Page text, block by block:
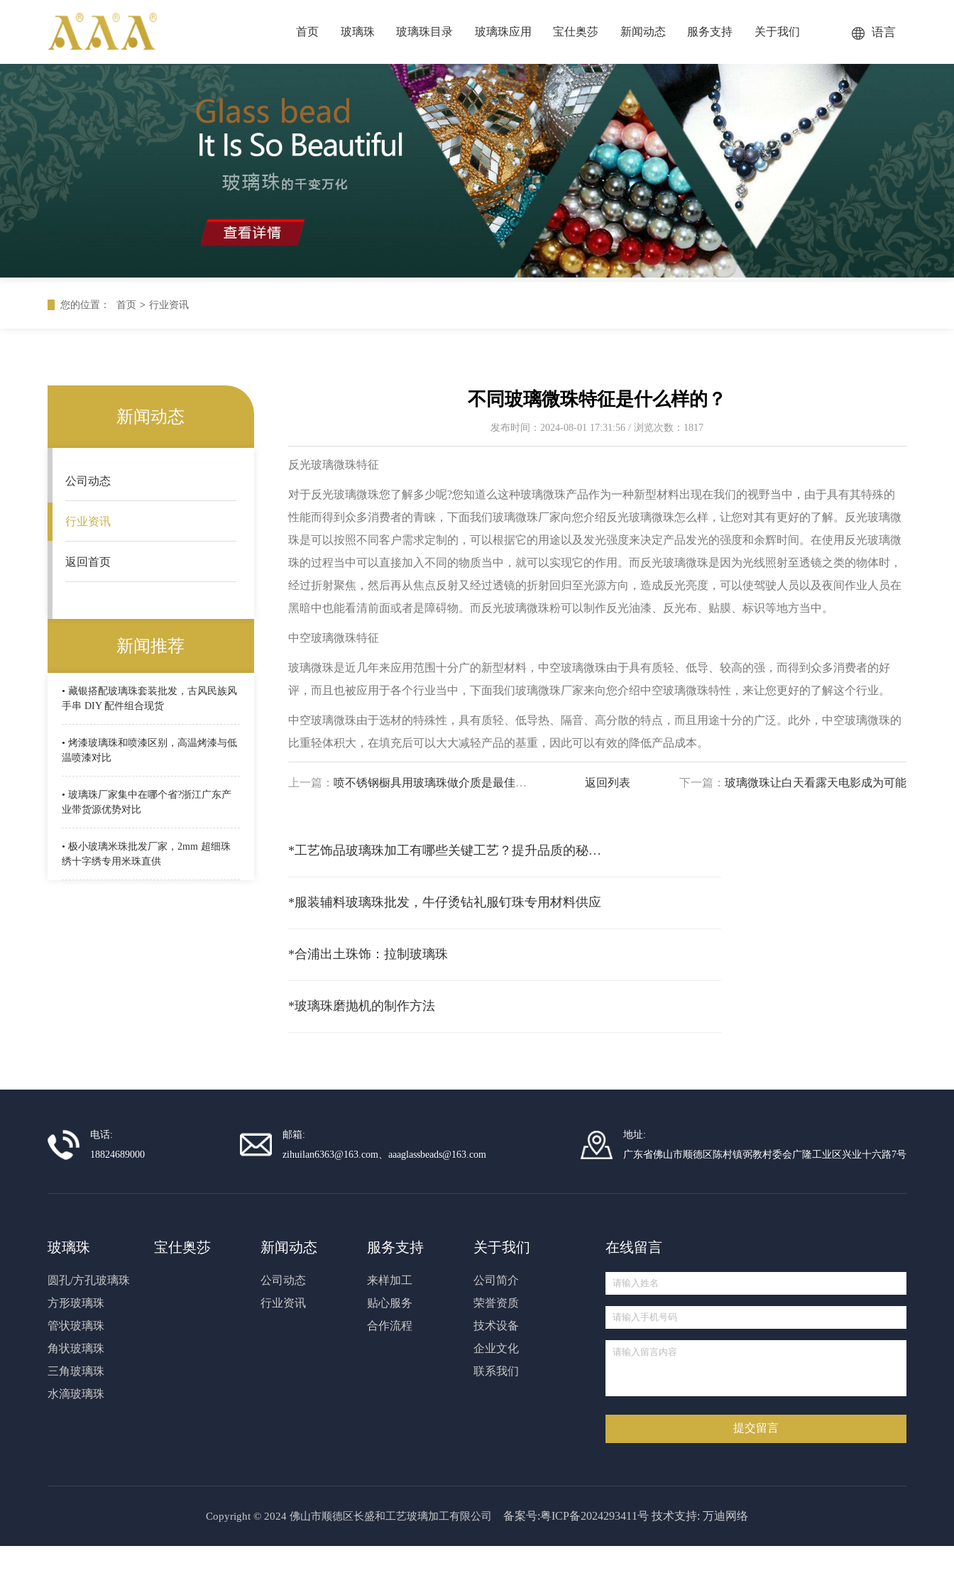
首页 玻璃珠 玻璃珠目录 玻璃珠应用 宝仕奥莎 新闻动态 服务支持 关于我们 语言
您的位置： 首页 > 行业资讯
新闻动态
公司动态
行业资讯
返回首页
新闻推荐
• 藏银搭配玻璃珠套装批发，古风民族风
手串 DIY 配件组合现货
• 烤漆玻璃珠和喷漆区别，高温烤漆与低
温喷漆对比
• 玻璃珠厂家集中在哪个省?浙江广东产
业带货源优势对比
• 极小玻璃米珠批发厂家，2mm 超细珠
绣十字绣专用米珠直供
不同玻璃微珠特征是什么样的？
发布时间：2024-08-01 17:31:56 / 浏览次数：1817
反光玻璃微珠特征
对于反光玻璃微珠您了解多少呢?您知道么这种玻璃微珠产品作为一种新型材料出现在我们的视野当中，由于具有其特殊的
性能而得到众多消费者的青睐，下面我们玻璃微珠厂家向您介绍反光玻璃微珠怎么样，让您对其有更好的了解。反光玻璃微
珠是可以按照不同客户需求定制的，可以根据它的用途以及发光强度来决定产品发光的强度和余辉时间。在使用反光玻璃微
珠的过程当中可以直接加入不同的物质当中，就可以实现它的作用。而反光玻璃微珠是因为光线照射至透镜之类的物体时，
经过折射聚焦，然后再从焦点反射又经过透镜的折射回归至光源方向，造成反光亮度，可以使驾驶人员以及夜间作业人员在
黑暗中也能看清前面或者是障碍物。而反光玻璃微珠粉可以制作反光油漆、反光布、贴膜、标识等地方当中。
中空玻璃微珠特征
玻璃微珠是近几年来应用范围十分广的新型材料，中空玻璃微珠由于具有质轻、低导、较高的强，而得到众多消费者的好
评，而且也被应用于各个行业当中，下面我们玻璃微珠厂家来向您介绍中空玻璃微珠特性，来让您更好的了解这个行业。
中空玻璃微珠由于选材的特殊性，具有质轻、低导热、隔音、高分散的特点，而且用途十分的广泛。此外，中空玻璃微珠的
比重轻体积大，在填充后可以大大减轻产品的基重，因此可以有效的降低产品成本。
上一篇： 喷不锈钢橱具用玻璃珠做介质是最佳选择吗？ 返回列表 下一篇： 玻璃微珠让白天看露天电影成为可能
*工艺饰品玻璃珠加工有哪些关键工艺？提升品质的秘诀解析
*服装辅料玻璃珠批发，牛仔烫钻礼服钉珠专用材料供应
*合浦出土珠饰：拉制玻璃珠
*玻璃珠磨抛机的制作方法
电话:
18824689000
邮箱:
zihuilan6363@163.com、aaaglassbeads@163.com
地址:
广东省佛山市顺德区陈村镇弼教村委会广隆工业区兴业十六路7号
玻璃珠
圆孔/方孔玻璃珠
方形玻璃珠
管状玻璃珠
角状玻璃珠
三角玻璃珠
水滴玻璃珠
宝仕奥莎 新闻动态
公司动态
行业资讯
服务支持
来样加工
贴心服务
合作流程
关于我们
公司简介
荣誉资质
技术设备
企业文化
联系我们
在线留言
Copyright © 2024 佛山市顺德区长盛和工艺玻璃加工有限公司 备案号:粤ICP备2024293411号 技术支持: 万迪网络